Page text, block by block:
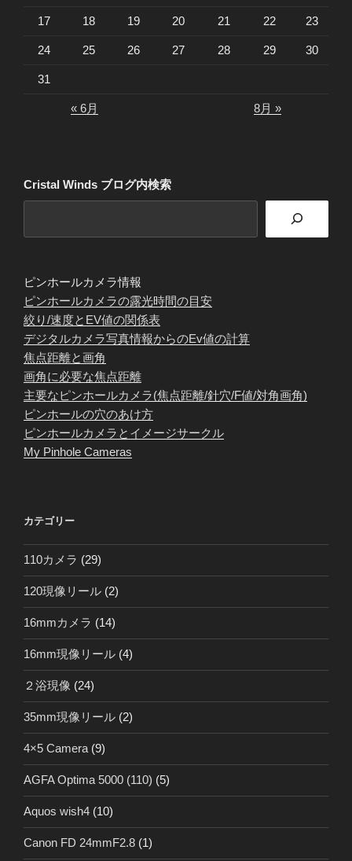
17 18 19 20 21 22 23
24 25 26 27 28 29 30
31
« 6月 8月 »
Cristal Winds ブログ内検索
ピンホールカメラ情報
ピンホールカメラの露光時間の目安
絞り/速度とEV値の関係表
デジタルカメラ写真情報からのEv値の計算
焦点距離と画角
画角に必要な焦点距離
主要なピンホールカメラ(焦点距離/針穴/F値/対角画角)
ピンホールの穴のあけ方
ピンホールカメラとイメージサークル
My Pinhole Cameras
カテゴリー
110カメラ (29)
120現像リール (2)
16mmカメラ (14)
16mm現像リール (4)
２浴現像 (24)
35mm現像リール (2)
4×5 Camera (9)
AGFA Optima 5000 (110) (5)
Aquos wish4 (10)
Canon FD 24mmF2.8 (1)